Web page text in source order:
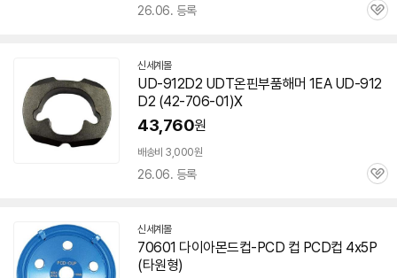
26.06. 등록
관
신세계몰
UD-912D2 UDT온핀부품해머 1EA UD-912
D2 (42-706-01)X
43,760원
배송비 3,000원
26.06. 등록
관
신세계몰
70601 다이아몬드컵-PCD 컵 PCD컵 4x5P
(타원형)